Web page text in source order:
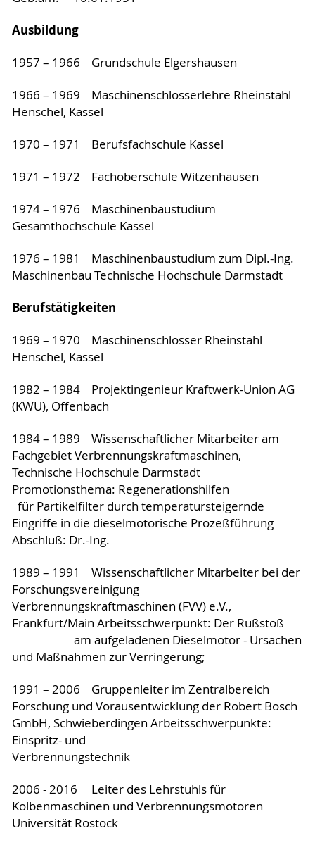
Ausbildung
1957 – 1966 Grundschule Elgershausen
1966 – 1969 Maschinenschlosserlehre Rheinstahl
Henschel, Kassel
1970 – 1971 Berufsfachschule Kassel
1971 – 1972 Fachoberschule Witzenhausen
1974 – 1976 Maschinenbaustudium
Gesamthochschule Kassel
1976 – 1981 Maschinenbaustudium zum Dipl.-Ing.
Maschinenbau Technische Hochschule Darmstadt
Berufstätigkeiten
1969 – 1970 Maschinenschlosser Rheinstahl
Henschel, Kassel
1982 – 1984 Projektingenieur Kraftwerk-Union AG
(KWU), Offenbach
1984 – 1989 Wissenschaftlicher Mitarbeiter am
Fachgebiet Verbrennungskraftmaschinen,
Technische Hochschule Darmstadt
Promotionsthema: Regenerationshilfen
für Partikelfilter durch temperatursteigernde
Eingriffe in die dieselmotorische Prozeßführung
Abschluß: Dr.-Ing.
1989 – 1991 Wissenschaftlicher Mitarbeiter bei der
Forschungsvereinigung
Verbrennungskraftmaschinen (FVV) e.V.,
Frankfurt/Main Arbeitsschwerpunkt: Der Rußstoß
am aufgeladenen Dieselmotor - Ursachen
und Maßnahmen zur Verringerung;
1991 – 2006 Gruppenleiter im Zentralbereich
Forschung und Vorausentwicklung der Robert Bosch
GmbH, Schwieberdingen Arbeitsschwerpunkte:
Einspritz- und
Verbrennungstechnik
2006 - 2016 Leiter des Lehrstuhls für
Kolbenmaschinen und Verbrennungsmotoren
Universität Rostock